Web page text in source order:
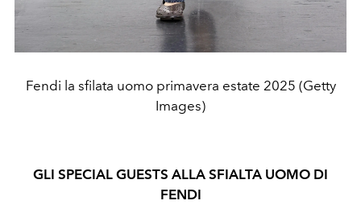
Fendi la sfilata uomo primavera estate 2025 (Getty
Images)
GLI SPECIAL GUESTS ALLA SFIALTA UOMO DI
FENDI